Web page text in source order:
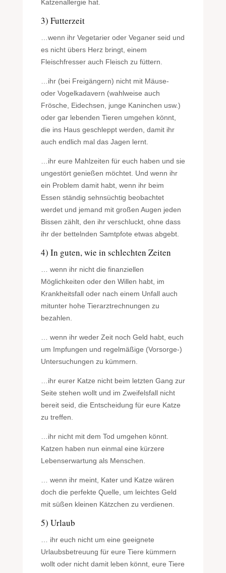
Katzenallergie hat.
3) Futterzeit
…wenn ihr Vegetarier oder Veganer seid und
es nicht übers Herz bringt, einem
Fleischfresser auch Fleisch zu füttern.
…ihr (bei Freigängern) nicht mit Mäuse-
oder Vogelkadavern (wahlweise auch
Frösche, Eidechsen, junge Kaninchen usw.)
oder gar lebenden Tieren umgehen könnt,
die ins Haus geschleppt werden, damit ihr
auch endlich mal das Jagen lernt.
…ihr eure Mahlzeiten für euch haben und sie
ungestört genießen möchtet. Und wenn ihr
ein Problem damit habt, wenn ihr beim
Essen ständig sehnsüchtig beobachtet
werdet und jemand mit großen Augen jeden
Bissen zählt, den ihr verschluckt, ohne dass
ihr der bettelnden Samtpfote etwas abgebt.
4) In guten, wie in schlechten Zeiten
… wenn ihr nicht die finanziellen
Möglichkeiten oder den Willen habt, im
Krankheitsfall oder nach einem Unfall auch
mitunter hohe Tierarztrechnungen zu
bezahlen.
… wenn ihr weder Zeit noch Geld habt, euch
um Impfungen und regelmäßige (Vorsorge-)
Untersuchungen zu kümmern.
…ihr eurer Katze nicht beim letzten Gang zur
Seite stehen wollt und im Zweifelsfall nicht
bereit seid, die Entscheidung für eure Katze
zu treffen.
…ihr nicht mit dem Tod umgehen könnt.
Katzen haben nun einmal eine kürzere
Lebenserwartung als Menschen.
… wenn ihr meint, Kater und Katze wären
doch die perfekte Quelle, um leichtes Geld
mit süßen kleinen Kätzchen zu verdienen.
5) Urlaub
… ihr euch nicht um eine geeignete
Urlaubsbetreuung für eure Tiere kümmern
wollt oder nicht damit leben könnt, eure Tiere